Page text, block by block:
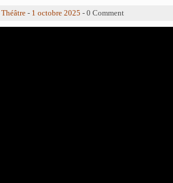
Théâtre - 1 octobre 2025 - 0 Comment